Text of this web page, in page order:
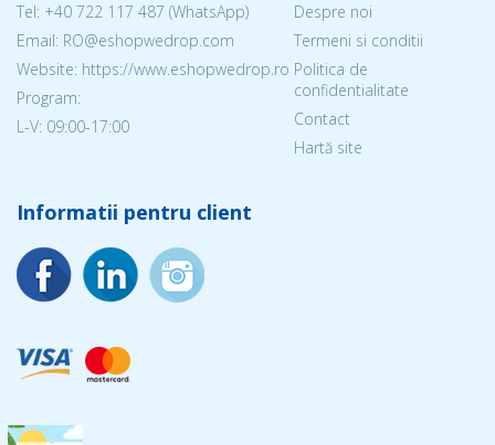
Tel: +40 722 117 487 (WhatsApp)
Email: RO@eshopwedrop.com
Website: https://www.eshopwedrop.ro
Program:
L-V: 09:00-17:00
Despre noi
Termeni si conditii
Politica de
confidentialitate
Contact
Hartă site
Informatii pentru client